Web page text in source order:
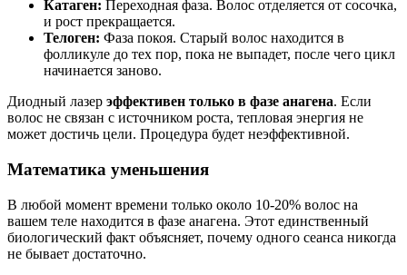
Катаген: Переходная фаза. Волос отделяется от сосочка,
и рост прекращается.
Телоген: Фаза покоя. Старый волос находится в
фолликуле до тех пор, пока не выпадет, после чего цикл
начинается заново.
Диодный лазер эффективен только в фазе анагена. Если
волос не связан с источником роста, тепловая энергия не
может достичь цели. Процедура будет неэффективной.
Математика уменьшения
В любой момент времени только около 10-20% волос на
вашем теле находится в фазе анагена. Этот единственный
биологический факт объясняет, почему одного сеанса никогда
не бывает достаточно.